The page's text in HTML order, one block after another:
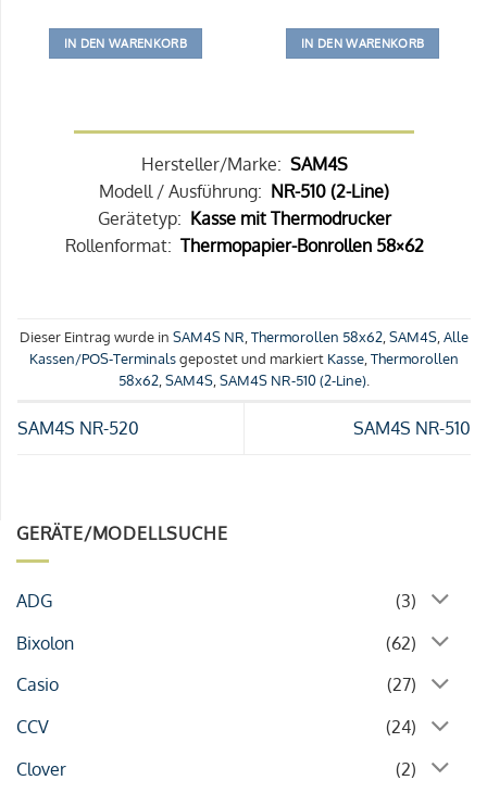
GERÄTE/MODELLSUCHE
ADG
(3)
Bixolon
(62)
Casio
(27)
CCV
(24)
Clover
(2)
IN DEN WARENKORB IN DEN WARENKORB
Hersteller/Marke: SAM4S
Modell / Ausführung: NR-510 (2-Line)
Gerätetyp: Kasse mit Thermodrucker
Rollenformat: Thermopapier-Bonrollen 58×62
Dieser Eintrag wurde in SAM4S NR,Thermorollen 58x62,SAM4S,Alle
Kassen/POS-Terminalsgepostet und markiert Kasse,Thermorollen
58x62,SAM4S,SAM4S NR-510 (2-Line).
SAM4S NR-520 SAM4S NR-510